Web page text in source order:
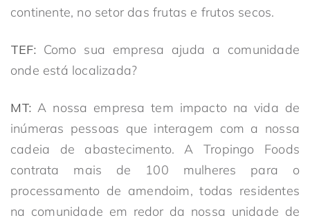
continente, no setor das frutas e frutos secos.
TEF: Como sua empresa ajuda a comunidade
onde está localizada?
MT:A nossa empresa tem impacto na vida de
inúmeras pessoas que interagem com a nossa
cadeia de abastecimento. A Tropingo Foods
contrata mais de 100 mulheres para o
processamento de amendoim, todas residentes
na comunidade em redor da nossa unidade de